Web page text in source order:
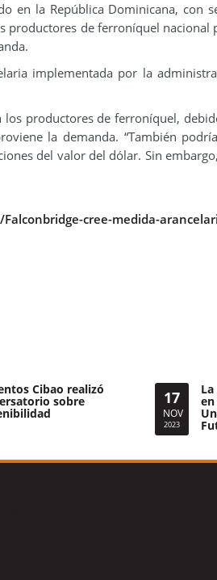
en la República Dominicana, con
productores de ferroníquel nacional
implementada por la
productores de ferroníquel,
la demanda. “También
del valor del dólar. Sin
cree-medida-
Cibao realizó
sobre 17
NOV
2023